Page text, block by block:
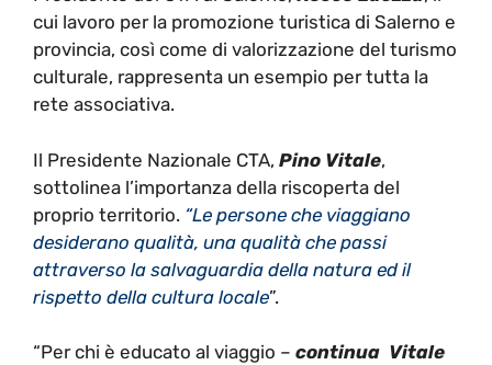
cui lavoro per la promozione turistica di Salerno e
provincia, così come di valorizzazione del turismo
culturale, rappresenta un esempio per tutta la
rete associativa.
Il Presidente Nazionale CTA, Pino Vitale,
sottolinea l’importanza della riscoperta del
proprio territorio. “Le persone che viaggiano
desiderano qualità, una qualità che passi
attraverso la salvaguardia della natura ed il
rispetto della cultura locale”.
“Per chi è educato al viaggio – continua Vitale